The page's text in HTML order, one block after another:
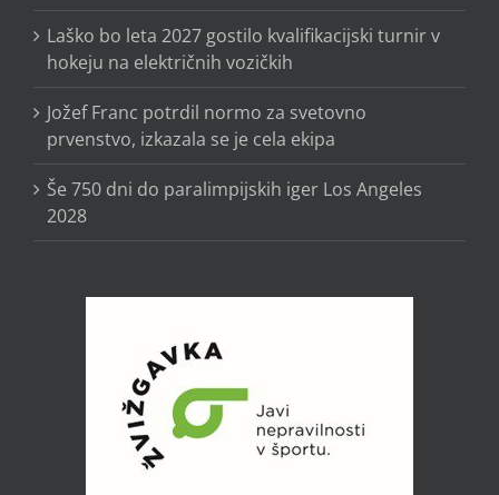
Laško bo leta 2027 gostilo kvalifikacijski turnir v
hokeju na električnih vozičkih
Jožef Franc potrdil normo za svetovno
prvenstvo, izkazala se je cela ekipa
Še 750 dni do paralimpijskih iger Los Angeles
2028